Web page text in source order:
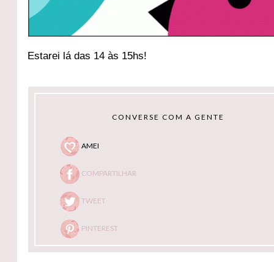
Estarei lá das 14 às 15hs!
CONVERSE COM A GENTE
AMEI
COMPARTILHAR
TWEET
PINTEREST